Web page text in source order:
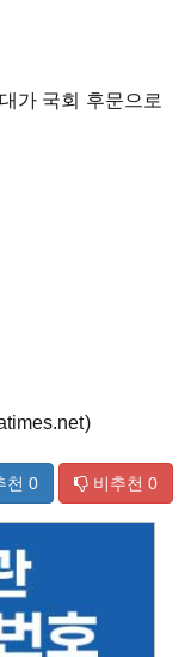
가 국회 후문으로
천 0 비추천 0